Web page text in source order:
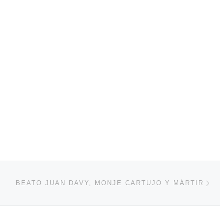
BEATO JUAN DAVY, MONJE CARTUJO Y MÁRTIR